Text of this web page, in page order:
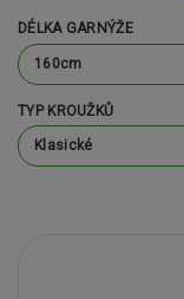
DÉLKA GARNÝŽE
TYP KROUŽKŮ